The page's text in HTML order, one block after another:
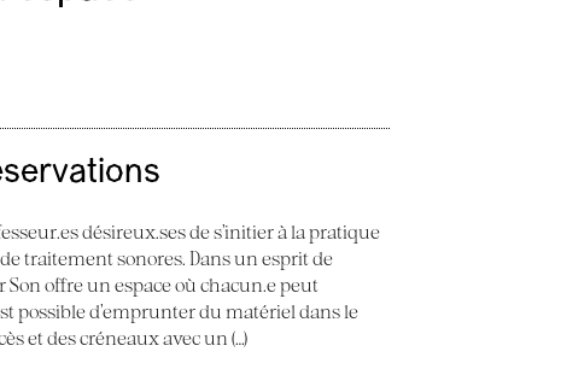
désireux.ses de s’initier à la pratique
traitement sonores. Dans un esprit de
Son offre un espace où chacun.e peut
possible d’emprunter du matériel dans le
et des créneaux avec un (…)